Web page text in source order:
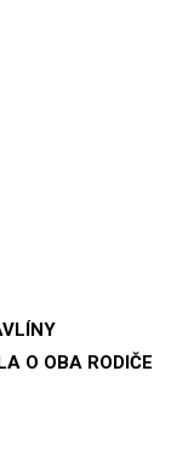
O OBA RODIČE